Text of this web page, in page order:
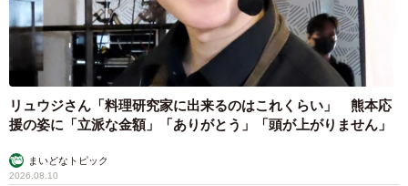
リュウジさん「料理研究家に出来るのはこれくらい」 熊本応
援の姿に「立派な金額」「ありがとう」「頭が上がりません」
まいどなトピック
2026.08.10